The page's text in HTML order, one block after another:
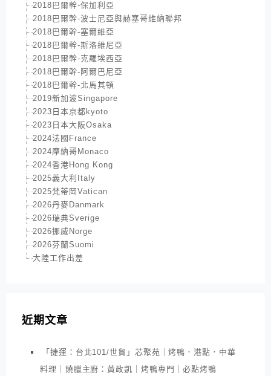
2018巴爾幹-保加利亞
2018巴爾幹-波士尼亞與赫塞哥維納聯邦
2018巴爾幹-塞爾維亞
2018巴爾幹-斯洛維尼亞
2018巴爾幹-克羅埃西亞
2018巴爾幹-阿爾巴尼亞
2018巴爾幹-北馬其頓
2019新加波Singapore
2023日本京都kyoto
2023日本大阪Osaka
2024法國France
2024摩納哥Monaco
2024香港Hong Kong
2025義大利Italy
2025梵蒂岡Vatican
2026丹麥Danmark
2026瑞典Sverige
2026挪威Norge
2026芬蘭Suomi
大陸工作出差
近期文章
「捷運：台北101/世貿」芯聚苑｜烤鴨．港點．中華
料理｜燒臘主廚：黃政凱｜烤鴨專門｜必點烤鴨